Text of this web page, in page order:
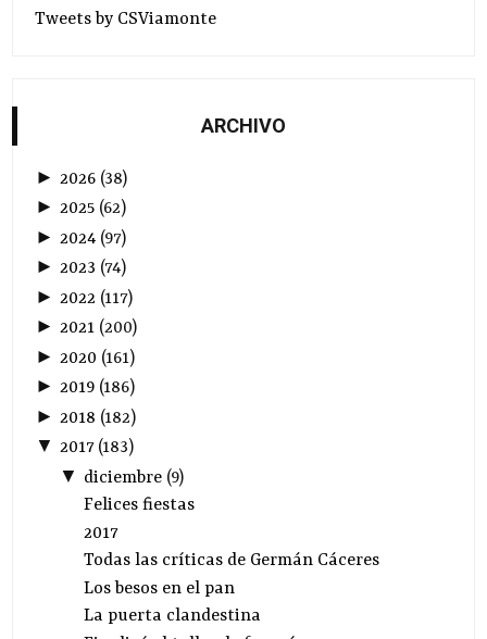
Tweets by CSViamonte
ARCHIVO
► 2026 (38)
►2025 (62)
► 2024 (97)
►2023 (74)
► 2022 (117)
►2021 (200)
► 2020 (161)
►2019 (186)
► 2018 (182)
▼2017(183)
▼ diciembre(9)
Felices fiestas
2017
Todas las críticas de Germán Cáceres
Los besos en el pan
La puerta clandestina